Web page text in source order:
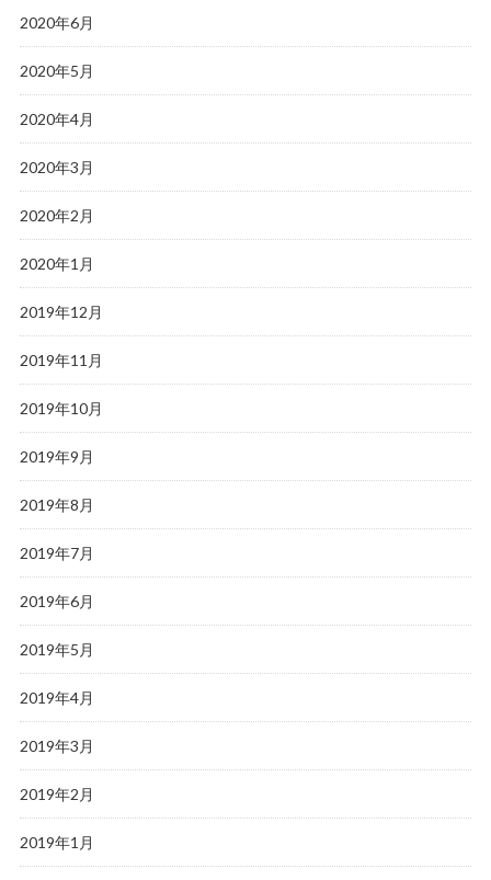
2020年6月
2020年5月
2020年4月
2020年3月
2020年2月
2020年1月
2019年12月
2019年11月
2019年10月
2019年9月
2019年8月
2019年7月
2019年6月
2019年5月
2019年4月
2019年3月
2019年2月
2019年1月